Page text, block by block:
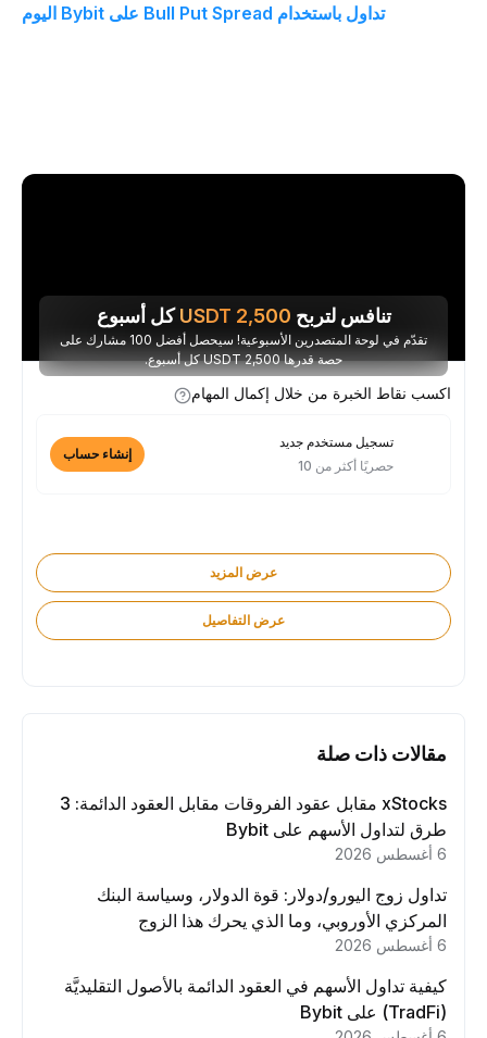
تداول باستخدام Bull Put Spread على Bybit اليوم
تنافس لتربح 2,500
USDTكل أسبوع
تقدّم في لوحة المتصدرين الأسبوعية! سيحصل أفضل 100 مشارك على
حصة قدرها 2,500 USDT كل أسبوع.
اكسب نقاط الخبرة من خلال إكمال المهام
تسجيل مستخدم جديد
حصريًا أكثر من 10
إنشاء حساب
عرض المزيد
عرض التفاصيل
مقالات ذات صلة
xStocks مقابل عقود الفروقات مقابل العقود الدائمة: 3
طرق لتداول الأسهم على Bybit
تداول زوج اليورو/دولار: قوة الدولار، وسياسة البنك
المركزي الأوروبي، وما الذي يحرك هذا الزوج
كيفية تداول الأسهم في العقود الدائمة بالأصول التقليديَّة